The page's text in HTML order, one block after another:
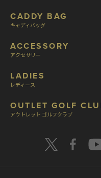
CADDY BAG
キャディバッグ
ACCESSORY
アクセサリー
LADIES
レディース
OUTLET GOLF
アウトレット ゴルフクラブ